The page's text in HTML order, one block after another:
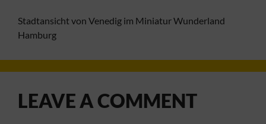
Stadtansicht von Venedig im Miniatur Wunderland
Hamburg
LEAVE A COMMENT